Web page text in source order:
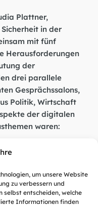
um unsere Website
zu verbessern und
selbst entscheiden, welche
Informationen finden
Plattner,
in der
mit fünf
Herausforderungen
der
drei parallele
Gesprächssalons,
Politik, Wirtschaft
der digitalen
waren:
Intelligenz: Fake
Netz – wie
jung bis alt:
–